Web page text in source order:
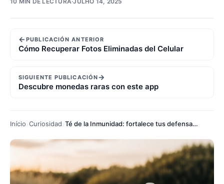
←PUBLICACIÓN ANTERIOR
Cómo Recuperar Fotos Eliminadas del Celular
SIGUIENTE PUBLICACIÓN→
Descubre monedas raras con este app
Início Curiosidad Té de la Inmunidad: fortalece tus defensas todos los días